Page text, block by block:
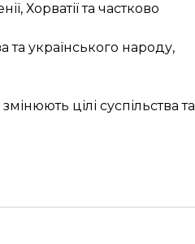
, Хорватіїта частково
українського народу,
цілі суспільства та